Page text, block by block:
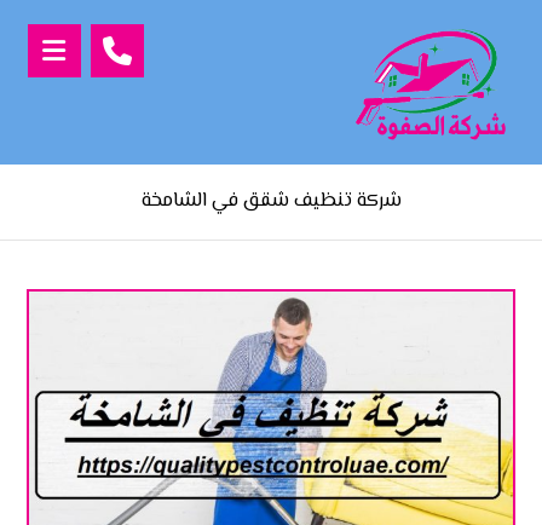
شركة تنظيف شقق في الشامخة